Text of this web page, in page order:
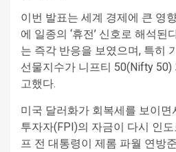
이번 발표는 세계 경제에 큰 영
에 일종의 ‘휴전’ 신호로 해석된
는 즉각 반응을 보였으며, 특히
선물지수가 니프티 50(Nifty 50)
고했다.
미국 달러화가 회복세를 보이면
투자자(FPI)의 자금이 다시 인
프 전 대통령이 제롬 파월 연방